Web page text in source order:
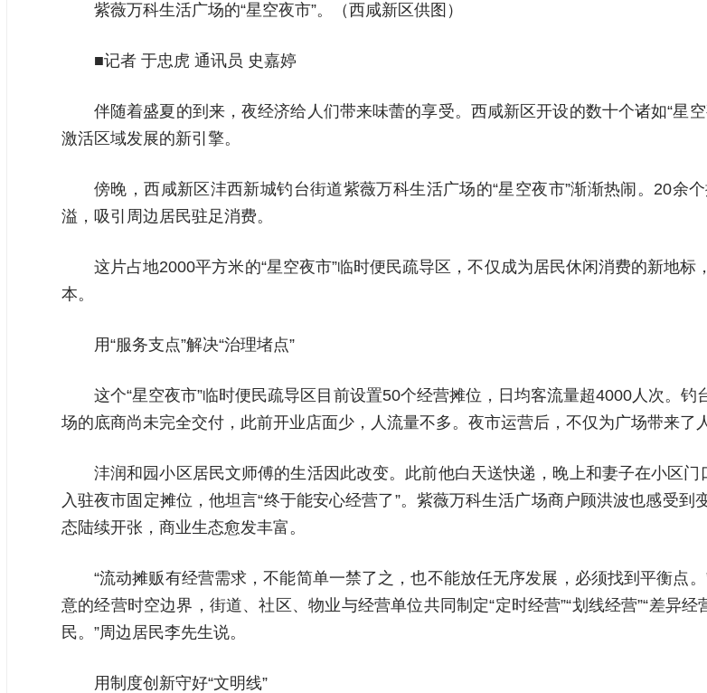
紫薇万科生活广场的“星空夜市”。（西咸新区供图）
■记者 于忠虎 通讯员 史嘉婷
伴随着盛夏的到来，夜经济给人们带来味蕾的享受。西咸新区开设的数十个诸如“星
激活区域发展的新引擎。
傍晚，西咸新区沣西新城钓台街道紫薇万科生活广场的“星空夜市”渐渐热闹。20余
溢，吸引周边居民驻足消费。
这片占地2000平方米的“星空夜市”临时便民疏导区，不仅成为居民休闲消费的新地
本。
用“服务支点”解决“治理堵点”
这个“星空夜市”临时便民疏导区目前设置50个经营摊位，日均客流量超4000人次。
场的底商尚未完全交付，此前开业店面少，人流量不多。夜市运营后，不仅为广场带来了
沣润和园小区居民文师傅的生活因此改变。此前他白天送快递，晚上和妻子在小区
入驻夜市固定摊位，他坦言“终于能安心经营了”。紫薇万科生活广场商户顾洪波也感受
态陆续开张，商业生态愈发丰富。
“流动摊贩有经营需求，不能简单一禁了之，也不能放任无序发展，必须找到平衡点
意的经营时空边界，街道、社区、物业与经营单位共同制定“定时经营”“划线经营”“差异
民。”周边居民李先生说。
用制度创新守好“文明线”